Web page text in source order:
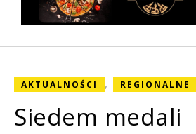
AKTUALNOŚCI , REGIONALNE
Siedem medali